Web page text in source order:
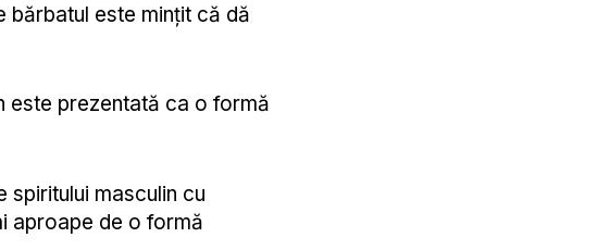
bărbatul este mințit că dă
este prezentată ca o formă
masculin cu
aproape de o formă